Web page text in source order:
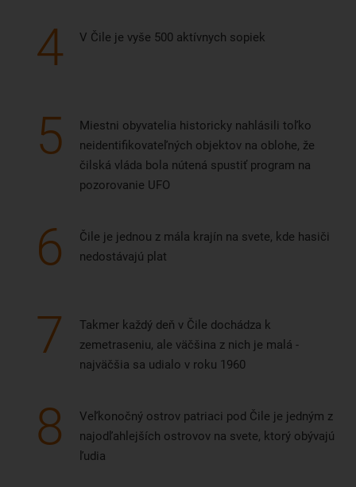
4 V Čile je vyše 500 aktívnych sopiek
5
Miestni obyvatelia historicky nahlásili toľko
neidentifikovateľných objektov na oblohe, že
čilská vláda bola nútená spustiť program na
pozorovanie UFO
6
Čile je jednou z mála krajín na svete, kde hasiči
nedostávajú plat
7
Takmer každý deň v Čile dochádza k
zemetraseniu, ale väčšina z nich je malá -
najväčšia sa udialo v roku 1960
8
Veľkonočný ostrov patriaci pod Čile je jedným z
najodľahlejších ostrovov na svete, ktorý obývajú
ľudia